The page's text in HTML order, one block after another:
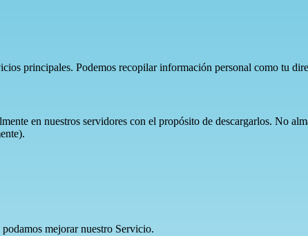
principales. Podemos recopilar información personal como tu
en nuestros servidores con el propósito de descargarlos. No
mejorar nuestro Servicio.